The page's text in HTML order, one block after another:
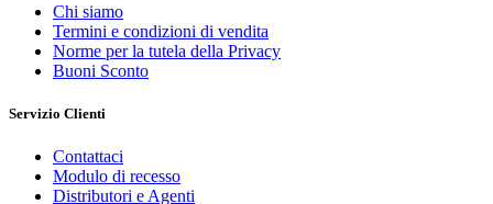
Chi siamo
Termini e condizioni di vendita
Norme per la tutela della Privacy
Buoni Sconto
Servizio Clienti
Contattaci
Modulo di recesso
Distributori e Agenti